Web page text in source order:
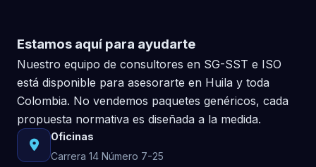
Estamos aquí para ayudarte
Nuestro equipo de consultores en SG-SST e ISO
está disponible para asesorarte en Huila y toda
Colombia. No vendemos paquetes genéricos, cada
propuesta normativa es diseñada a la medida.
Oficinas
Carrera 14 Número 7-25